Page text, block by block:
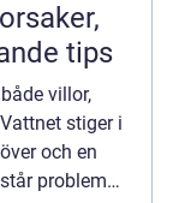
tips
villor,
stiger i
och en
problemet